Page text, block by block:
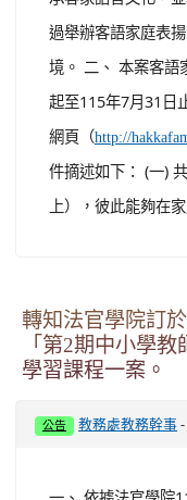
過舉辦客語家庭表
境。 二、 本案客語
起至115年7月31日
網頁（http://
件摘述如下： (一)
上），彼此能夠在
轉知法官學院訂
「第2期中小學
學習課程一案。
公告 教務處教務幹事